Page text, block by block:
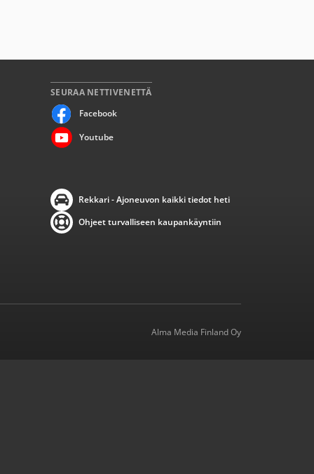
SEURAA NETTIVENETTÄ
Facebook
Youtube
Rekkari - Ajoneuvon kaikki tiedot heti
Ohjeet turvalliseen kaupankäyntiin
Alma Media Finland Oy